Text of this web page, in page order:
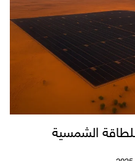
الشمسية